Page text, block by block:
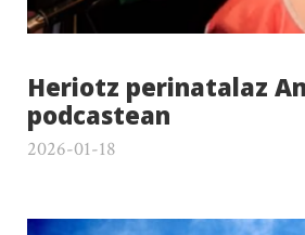
Heriotz perinatalaz
podcastean
2026-01-18